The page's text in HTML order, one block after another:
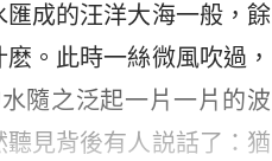
成的汪洋大海一般，餘
。此時一絲微風吹過，
隨之泛起一片一片的波
見背後有人説話了：猶